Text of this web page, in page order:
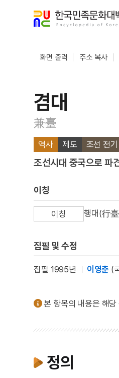
화면 출력 주소 복사
겸대
兼臺
역사 제도 조선 전기
조선시대 중국으로 파
이칭
이칭 행대(行
집필 및 수정
집필 1995년 이영춘 (
본 항목의 내용은 해
정의